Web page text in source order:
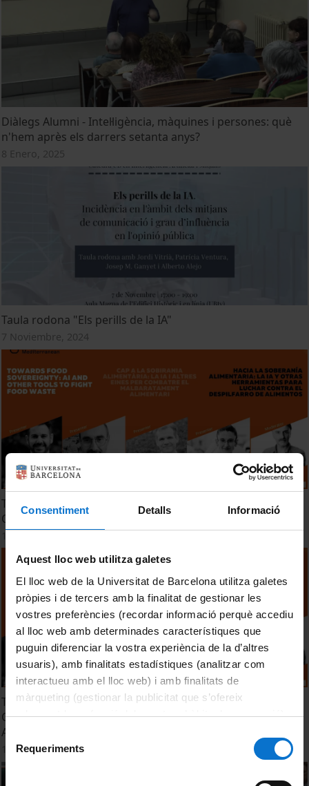
Consentiment Detalls Informació
Aquest lloc web utilitza galetes
El lloc web de la Universitat de Barcelona utilitza galetes
pròpies i de tercers amb la finalitat de gestionar les
vostres preferències (recordar informació perquè accediu
al lloc web amb determinades característiques que
puguin diferenciar la vostra experiència de la d’altres
usuaris), amb finalitats estadístiques (analitzar com
interactueu amb el lloc web) i amb finalitats de
màrqueting (gestionar la publicitat que s’ofereix
adequant-la en funció dels vostres hàbits de navegació).
consultar laPolítica de galetes del lloc web de la
Selecció
consentiment
Requeriments
Diàlegs Alumni - Intel·ligència, màquines i persones: què
n'hem après els darrers setanta anys?
8 Enero, 2025
Taula rodona "Els perills de la IA"
7 Noviembre, 2024
TTM 2024. Session 9. Towards Food Sovereignty: AI and
Other Tools to Fight Food Waste
TTM 2024. Sesión 9. Hacia la soberanía alimentaria: La IA y
Otras Herramientas para Luchar Contra el Desperdicio
Alimentario
14 Octubre, 2024